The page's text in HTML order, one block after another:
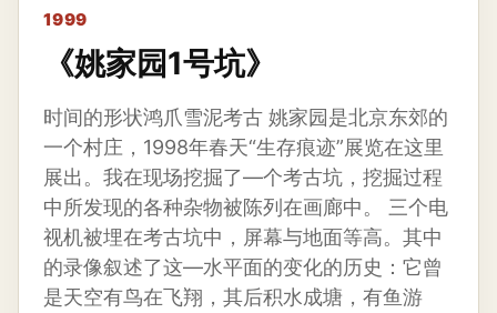
1999
《姚家园1号坑》
时间的形状鸿爪雪泥考古 姚家园是北京东郊的
一个村庄，1998年春天“生存痕迹”展览在这里
展出。我在现场挖掘了—个考古坑，挖掘过程
中所发现的各种杂物被陈列在画廊中。 三个电
视机被埋在考古坑中，屏幕与地面等高。其中
的录像叙述了这—水平面的变化的历史：它曾
是天空有鸟在飞翔，其后积水成塘，有鱼游